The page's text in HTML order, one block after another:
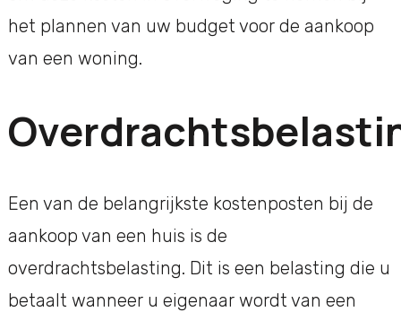
het plannen van uw budget voor de aankoop
van een woning.
Een van de belangrijkste kostenposten bij de
aankoop van een huis is de
overdrachtsbelasting. Dit is een belasting die u
betaalt wanneer u eigenaar wordt van een